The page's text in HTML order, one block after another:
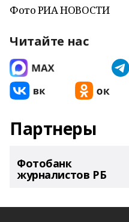
Фото РИА НОВОСТИ
Читайте нас
Партнеры
Фотобанк
журналистов РБ